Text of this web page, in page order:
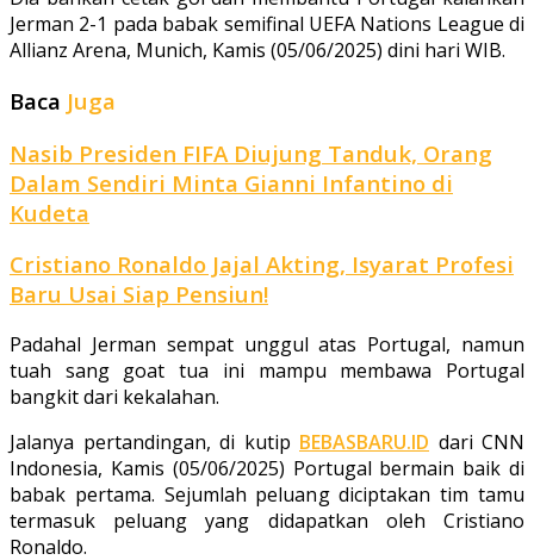
Jerman 2-1 pada babak semifinal UEFA Nations League di
Allianz Arena, Munich, Kamis (05/06/2025) dini hari WIB.
Baca Juga
Nasib Presiden FIFA Diujung Tanduk, Orang
Dalam Sendiri Minta Gianni Infantino di
Kudeta
Cristiano Ronaldo Jajal Akting, Isyarat Profesi
Baru Usai Siap Pensiun!
Padahal Jerman sempat unggul atas Portugal, namun
tuah sang goat tua ini mampu membawa Portugal
bangkit dari kekalahan.
Jalanya pertandingan, di kutip BEBASBARU.ID dari CNN
Indonesia, Kamis (05/06/2025) Portugal bermain baik di
babak pertama. Sejumlah peluang diciptakan tim tamu
termasuk peluang yang didapatkan oleh Cristiano
Ronaldo.